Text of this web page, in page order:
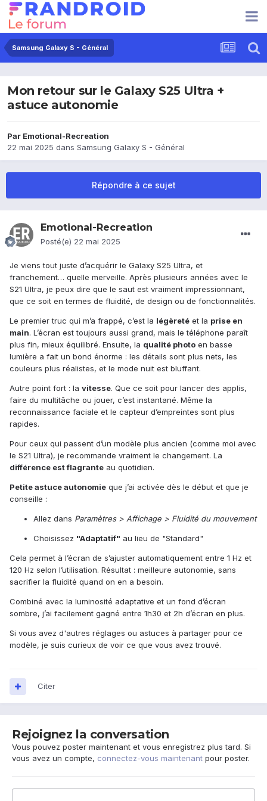
Samsung Galaxy S - Général
Mon retour sur le Galaxy S25 Ultra +
astuce autonomie
Par Emotional-Recreation
22 mai 2025 dans Samsung Galaxy S - Général
Répondre à ce sujet
Emotional-Recreation
Posté(e) 22 mai 2025
Je viens tout juste d’acquérir le Galaxy S25 Ultra, et
franchement… quelle merveille. Après plusieurs années avec le
S21 Ultra, je peux dire que le saut est vraiment impressionnant,
que ce soit en termes de fluidité, de design ou de fonctionnalités.
Le premier truc qui m’a frappé, c’est la légèreté et la prise en
main. L’écran est toujours aussi grand, mais le téléphone paraît
plus fin, mieux équilibré. Ensuite, la qualité photo en basse
lumière a fait un bond énorme : les détails sont plus nets, les
couleurs plus réalistes, et le mode nuit est bluffant.
Autre point fort : la vitesse. Que ce soit pour lancer des applis,
faire du multitâche ou jouer, c’est instantané. Même la
reconnaissance faciale et le capteur d’empreintes sont plus
rapides.
Pour ceux qui passent d’un modèle plus ancien (comme moi avec
le S21 Ultra), je recommande vraiment le changement. La
différence est flagrante au quotidien.
Petite astuce autonomie que j’ai activée dès le début et que je
conseille :
Allez dans Paramètres > Affichage > Fluidité du mouvement
Choisissez "Adaptatif" au lieu de "Standard"
Cela permet à l’écran de s’ajuster automatiquement entre 1 Hz et
120 Hz selon l’utilisation. Résultat : meilleure autonomie, sans
sacrifier la fluidité quand on en a besoin.
Combiné avec la luminosité adaptative et un fond d’écran
sombre, j’ai facilement gagné entre 1h30 et 2h d’écran en plus.
Si vous avez d'autres réglages ou astuces à partager pour ce
modèle, je suis curieux de voir ce que vous avez trouvé.
Citer
Rejoignez la conversation
Vous pouvez poster maintenant et vous enregistrez plus tard. Si
vous avez un compte, connectez-vous maintenant pour poster.